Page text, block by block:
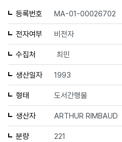
등록번호 MA-01-00026702
전자여부 비전자
수집처 최민
생산일자 1993
형태 도서간행물
생산자 ARTHUR RIMBAUD
분량 221